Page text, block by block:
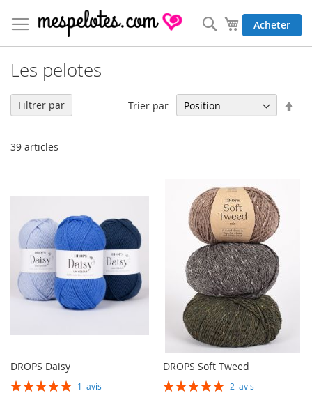
au
contenu
Mon panier
Acheter
Rechercher
Les pelotes
39 articles
Trier par
DROPS Daisy
Évaluation:
1 avis
DROPS Soft Tweed
Évaluation:
2 avis
Filtrer par